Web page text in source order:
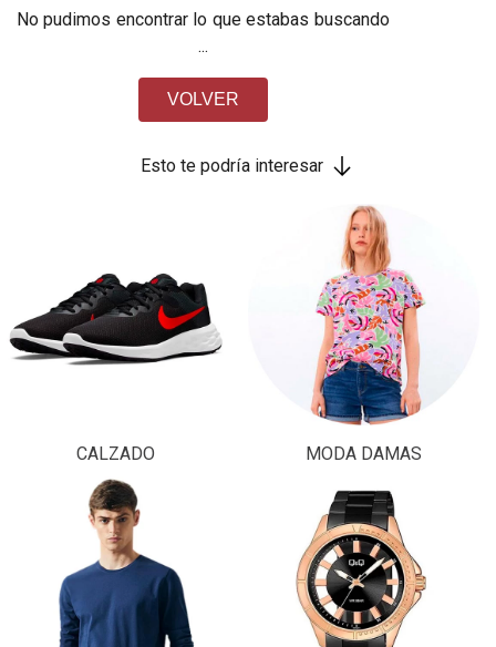
No pudimos encontrar lo que estabas buscando
...
VOLVER
Esto te podría interesar
CALZADO MODA DAMAS